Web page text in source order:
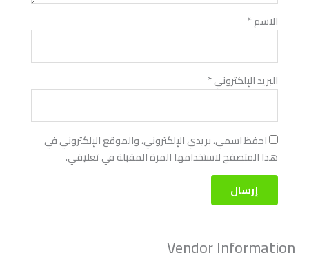
الاسم*
البريد الإلكتروني*
احفظ اسمي، بريدي الإلكتروني، والموقع الإلكتروني في
هذا المتصفح لاستخدامها المرة المقبلة في تعليقي.
Vendor Information